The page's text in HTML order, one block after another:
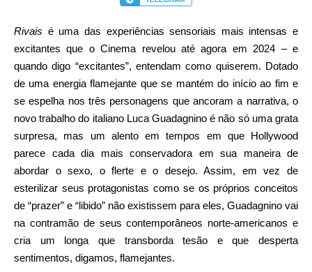
Rivais é uma das experiências sensoriais mais intensas e
excitantes que o Cinema revelou até agora em 2024 – e
quando digo “excitantes”, entendam como quiserem. Dotado
de uma energia flamejante que se mantém do início ao fim e
se espelha nos três personagens que ancoram a narrativa, o
novo trabalho do italiano Luca Guadagnino é não só uma grata
surpresa, mas um alento em tempos em que Hollywood
parece cada dia mais conservadora em sua maneira de
abordar o sexo, o flerte e o desejo. Assim, em vez de
esterilizar seus protagonistas como se os próprios conceitos
de “prazer” e “libido” não existissem para eles, Guadagnino vai
na contramão de seus contemporâneos norte-americanos e
cria um longa que transborda tesão e que desperta
sentimentos, digamos, flamejantes.